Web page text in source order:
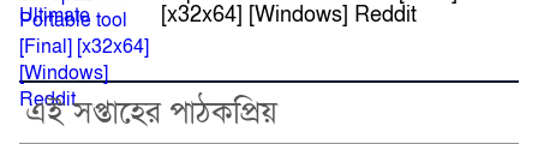
[x32x64] [Windows] Reddit
এই সপ্তাহের পাঠকপ্রিয়